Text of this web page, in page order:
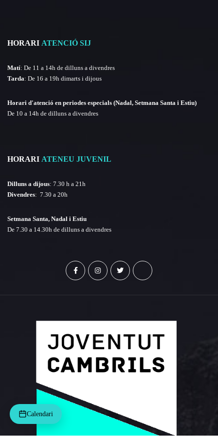
HORARI ATENCIÓ SIJ
Matí: De 11 a 14h de dilluns a divendres
Tarda: De 16 a 19h dimarts i dijous
Horari d'atenció en periodes especials (Nadal, Setmana Santa i Estiu)
De 10 a 14h de dilluns a divendres
HORARI ATENEU JUVENIL
Dilluns a dijous: 7.30 h a 21h
Divendres: 7.30 a 20h
Setmana Santa, Nadal i Estiu
De 7.30 a 14.30h de dilluns a divendres
Calendari